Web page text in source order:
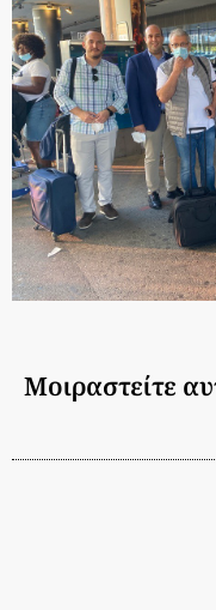
Μοιραστείτε